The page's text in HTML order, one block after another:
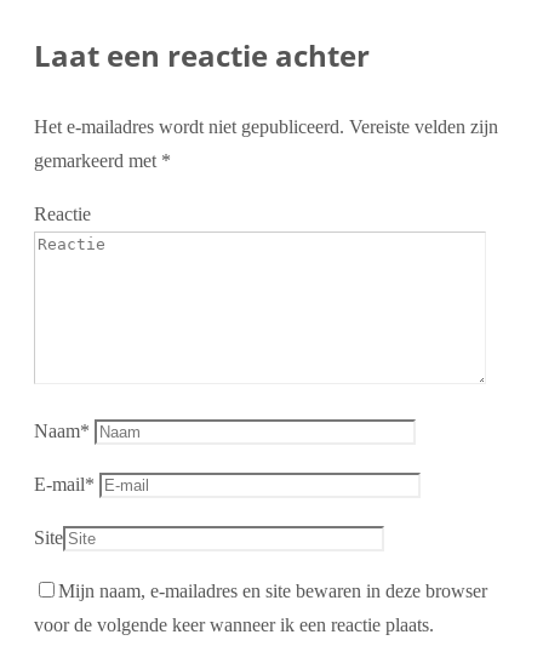
Laat een reactie achter
Het e-mailadres wordt niet gepubliceerd. Vereiste velden zijn
gemarkeerd met *
Reactie
Naam*
E-mail*
Site
Mijn naam, e-mailadres en site bewaren in deze browser
voor de volgende keer wanneer ik een reactie plaats.